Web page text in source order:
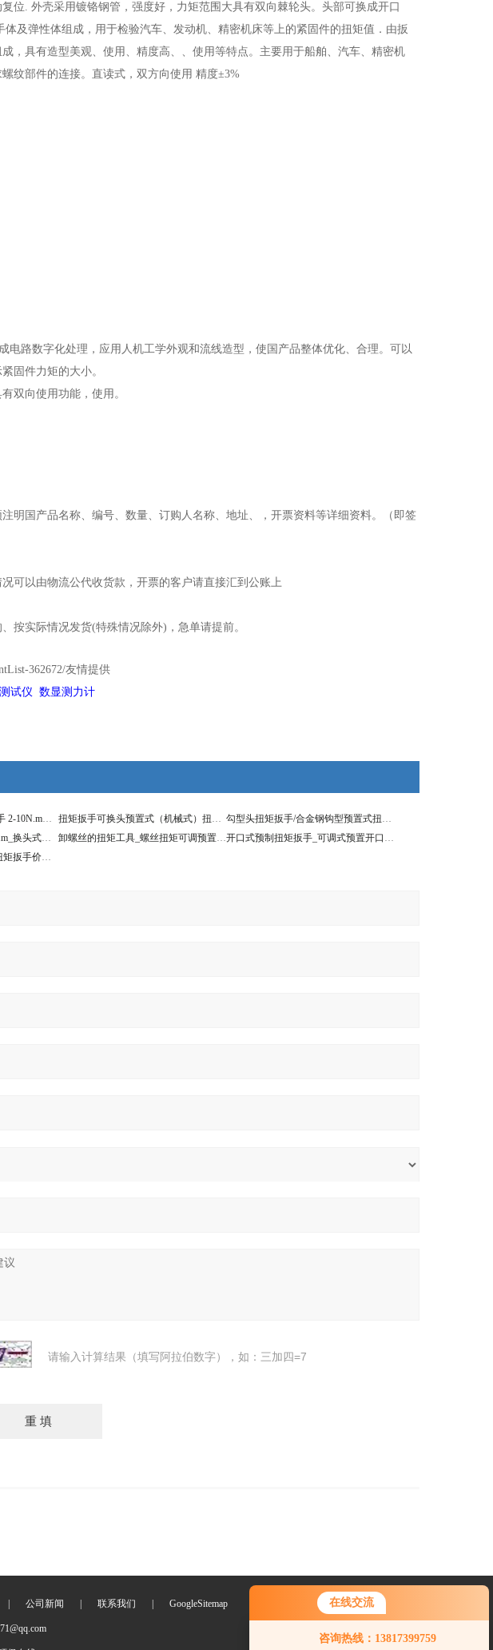
在线交流
咨询热线：13817399759
位. 外壳采用镀铬钢管，强度好，力矩范围大具有双向棘轮头。头部可换成开口
及弹性体组成，用于检验汽车、发动机、精密机床等上的紧固件的扭矩值．由扳
，具有造型美观、使用、精度高、、使用等特点。主要用于船舶、汽车、精密机
纹部件的连接。直读式，双方向使用 精度±3%
路数字化处理，应用人机工学外观和流线造型，使国产品整体优化、合理。可以
固件力矩的大小。
双向使用功能，使用。
明国产品名称、编号、数量、订购人名称、地址、，开票资料等详细资料。（即签
可以由物流公代收货款，开票的客户请直接汇到公账上
按实际情况发货(特殊情况除外)，急单请提前。
362672/友情提供
试仪
数显测力计
力矩扳手SGTG-10扭力扳手 2-10N.m预置开口扭矩扳手 扭矩扳手可换头预置式（机械式）扭力扳手4000N.m
勾型头扭矩扳手/合金钢钩型预置式扭力扳手
月牙头预置扭力扳手200N.m_换头式扭矩扳手 卸螺丝的扭矩工具_螺丝扭矩可调预置式扳手
开口式预制扭矩扳手_可调式预置开口扳手
力矩扳手100N.m 500N.m扭矩扳手价格 预置扭力扳手
请输入计算结果（填写阿拉伯数字），如：三加四=7
公司新闻 联系我们 GoogleSitemap